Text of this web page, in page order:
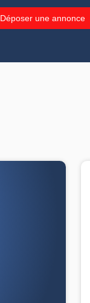
Déposer une annonce